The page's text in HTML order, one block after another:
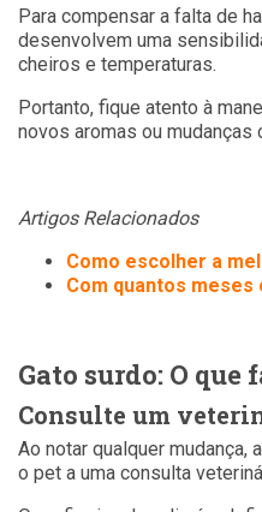
Para compensar a falta de
desenvolvem uma
cheiros e temperaturas.
Portanto, fique atento à
novos aromas ou mudanças
Artigos Relacionados
Como escolher a
Com quantos
Gato surdo: O que
Consulte um
Ao notar qualquer mudança,
o pet a uma consulta